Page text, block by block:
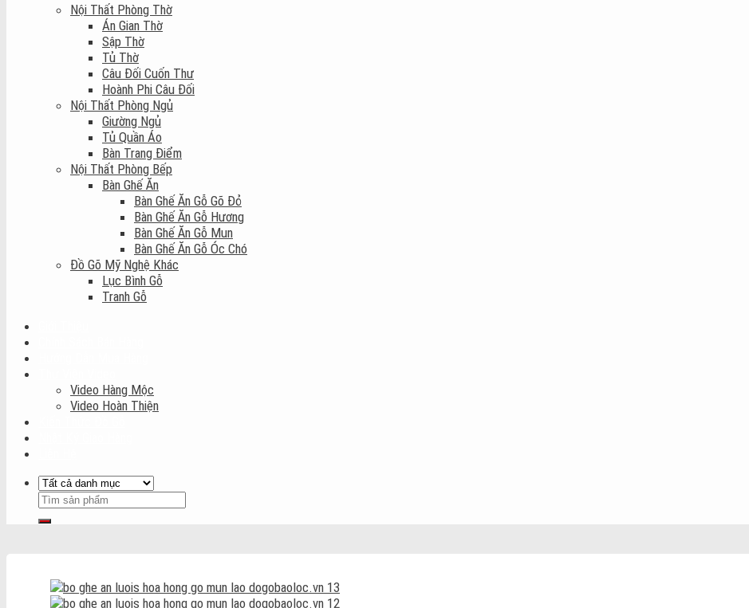
Nội Thất Phòng Thờ
Án Gian Thờ
Sập Thờ
Tủ Thờ
Câu Đối Cuốn Thư
Hoành Phi Câu Đối
Nội Thất Phòng Ngủ
Giường Ngủ
Tủ Quần Áo
Bàn Trang Điểm
Nội Thất Phòng Bếp
Bàn Ghế Ăn
Bàn Ghế Ăn Gỗ Gõ Đỏ
Bàn Ghế Ăn Gỗ Hương
Bàn Ghế Ăn Gỗ Mun
Bàn Ghế Ăn Gỗ Óc Chó
Đồ Gõ Mỹ Nghệ Khác
Lục Bình Gỗ
Tranh Gỗ
Video Hàng Mộc
Video Hoàn Thiện